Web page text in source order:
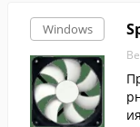
Windows